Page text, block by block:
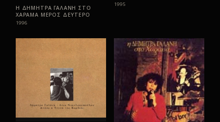
Η ΔΗΜΗΤΡΑ ΓΑΛΑΝΗ ΣΤΟ
ΧΑΡΑΜΑ ΜΕΡΟΣ ΔΕΥΤΕΡΟ
1996
1995